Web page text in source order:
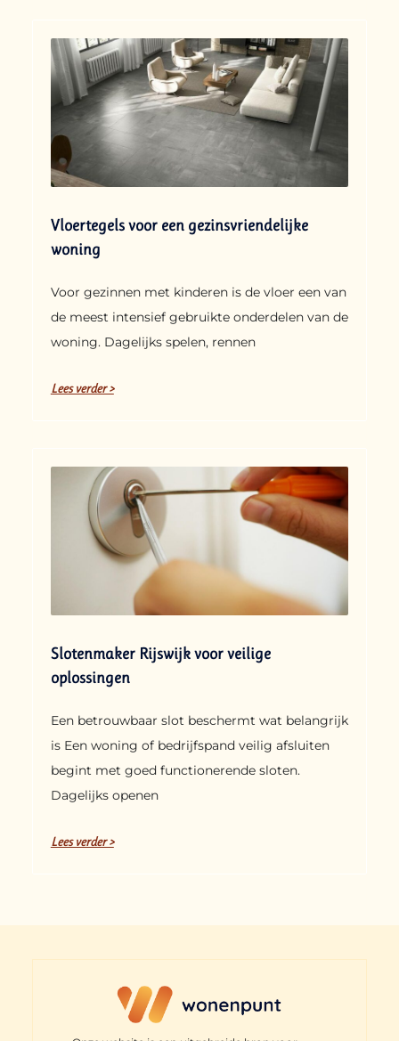
Vloertegels voor een gezinsvriendelijke
woning
Voor gezinnen met kinderen is de vloer een van
de meest intensief gebruikte onderdelen van de
woning. Dagelijks spelen, rennen
Lees verder >
Slotenmaker Rijswijk voor veilige
oplossingen
Een betrouwbaar slot beschermt wat belangrijk
is Een woning of bedrijfspand veilig afsluiten
begint met goed functionerende sloten.
Dagelijks openen
Lees verder >